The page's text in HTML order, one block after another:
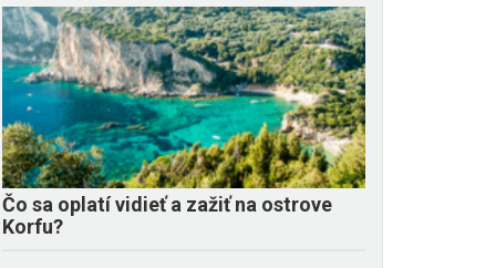
Čo sa oplatí vidieť a zažiť na ostrove
Korfu?